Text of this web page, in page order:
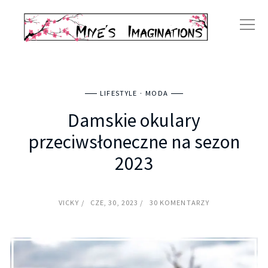
LIFESTYLE MODA
Damskie okulary
przeciwsłoneczne na sezon
2023
VICKY CZE, 30, 2023 30 KOMENTARZY